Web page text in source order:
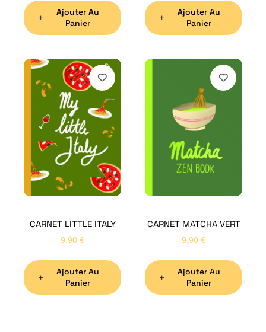
Ajouter Au
Panier
Ajouter Au
Panier
CARNET LITTLE ITALY
9,90 €
Ajouter Au
Panier
CARNET MATCHA VERT
9,90 €
Ajouter Au
Panier